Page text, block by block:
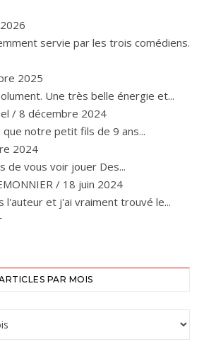
servie par les trois comédiens.
2025
Une très belle énergie et...
/ 8 décembre 2024
notre petit fils de 9 ans...
2024
de vous voir jouer Des...
/ 18 juin 2024
l'auteur et j'ai vraiment trouvé le...
PAR MOIS